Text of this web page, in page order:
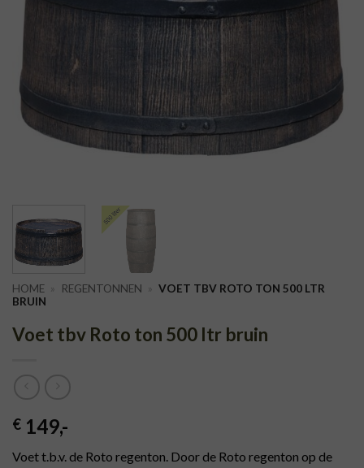
HOME » REGENTONNEN » VOET TBV ROTO TON 500 LTR
BRUIN
Voet tbv Roto ton 500 ltr bruin
€ 149,-
Voet t.b.v. de Roto regenton. Door de Roto regenton op de